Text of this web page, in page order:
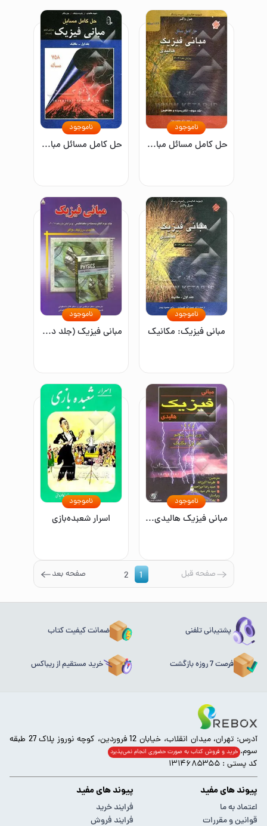
حل کامل مسائل مبانی فیزیک: الکتریسیته و مغناطیس
ناموجود
حل کامل مسائل مبانی فیزیک: مکانیک/جلد اول
ناموجود
مبانی فیزیک: مکانیک
ناموجود
مبانی فیزیک (جلد دوم): الکتریسیته و مغناطیس
ناموجود
مبانی فیزیک هالیدی (جلد اول): مکانیک
ناموجود
اسرار شعبده‌بازی
ناموجود
صفحه قبل 1
2 صفحه بعد
پشتیبانی تلفنی ضمانت کیفیت کتاب
فرصت 7 روزه بازگشت خرید مستقیم از ریباکس
آدرس: تهران، میدان انقلاب، خیابان 12 فروردین، کوچه نوروز پلاک 27 طبقه
سوم. خرید و فروش کتاب به صورت حضوری انجام‌ نمی‌پذیرد
کد پستی : ۱۳۱۴۶۸۵۳۵۵
پیوند های مفید
اعتماد به ما
قوانین و مقررات
پیوند های مفید
فرایند خرید
فرایند فروش